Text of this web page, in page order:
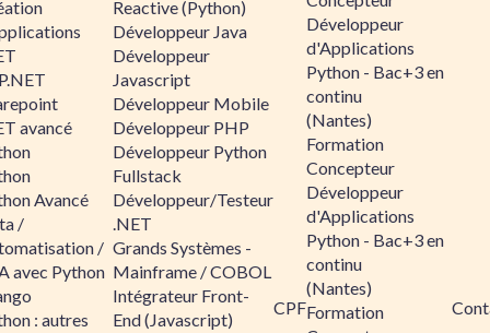
avancé
Avancé
/
/
avec Python
: autres
Reactive (Python)
Développeur Java
Développeur
Javascript
Développeur Mobile
Développeur PHP
Développeur Python
Fullstack
Développeur/Testeur
.NET
Grands Systèmes -
Mainframe / COBOL
Intégrateur Front-
End (Javascript)
CPF
Développeur
d'Applications
Python - Bac+3 en
continu
(Nantes)
Formation
Concepteur
Développeur
d'Applications
Python - Bac+3 en
continu
(Nantes)
Formation